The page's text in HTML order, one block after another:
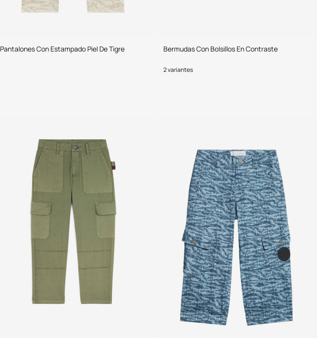
Pantalones Con Estampado Piel De Tigre Bermudas Con Bolsillos En Contraste
2 variantes